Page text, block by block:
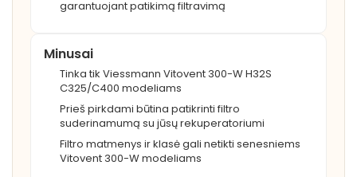
garantuojant patikimą filtravimą
Minusai
Tinka tik Viessmann Vitovent 300-W H32S
C325/C400 modeliams
Prieš pirkdami būtina patikrinti filtro
suderinamumą su jūsų rekuperatoriumi
Filtro matmenys ir klasė gali netikti senesniems
Vitovent 300-W modeliams